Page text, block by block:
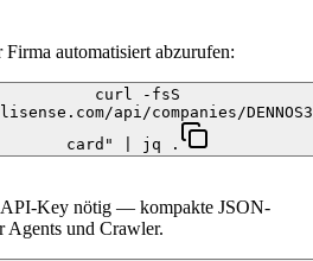
automatisiert abzurufen:
curl -fsS
api/companies/
card" | jq .
Key nötig — kompakte JSON-
Agents und Crawler.